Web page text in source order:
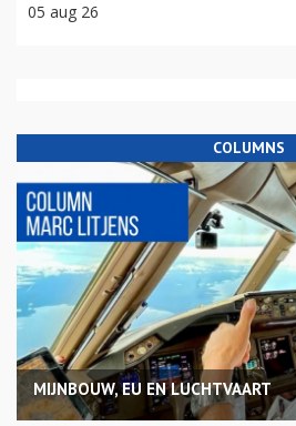
05 aug 26
COLUMNS
MIJNBOUW, EU EN LUCHTVAART